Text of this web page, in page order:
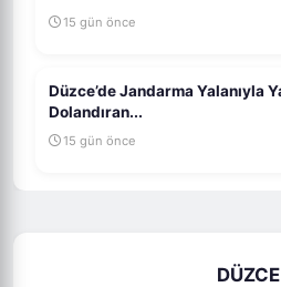
15 gün önce
Düzce’de Jandarma Yalanıyla
Dolandıran...
15 gün önce
DÜZCE